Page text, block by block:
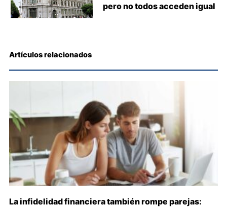
pero no todos acceden igual
Artículos relacionados
La infidelidad financiera también rompe parejas: